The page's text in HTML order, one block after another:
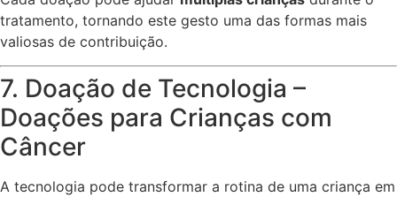
tratamento, tornando este gesto uma das formas mais
valiosas de contribuição.
7. Doação de Tecnologia –
Doações para Crianças com
Câncer
A tecnologia pode transformar a rotina de uma criança em